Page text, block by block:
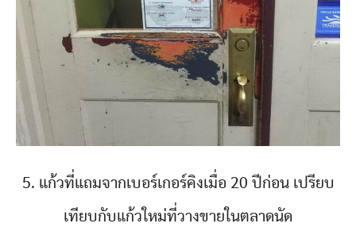
5. แก้วที่แถมจากเบอร์เกอร์คิงเมื่อ 20 ปีก่อน เปรียบ
เทียบกับแก้วใหม่ที่วางขายในตลาดนัด